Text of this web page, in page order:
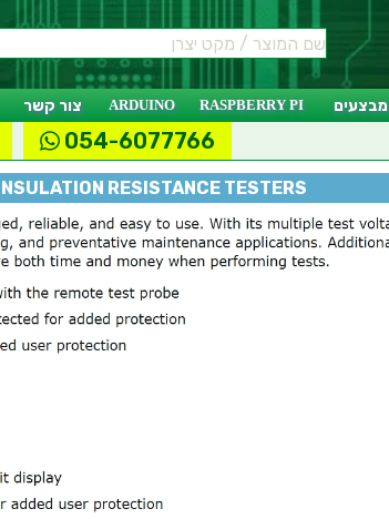
מבצעים RASPBERRY PI
ARDUINO צור קשר
054-6077766
RESISTANCE TESTERS